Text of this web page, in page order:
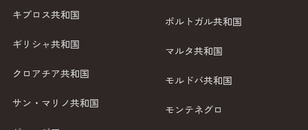
キプロス共和国
ギリシャ共和国
クロアチア共和国
サン・マリノ共和国
ポルトガル共和国
マルタ共和国
モルドバ共和国
モンテネグロ